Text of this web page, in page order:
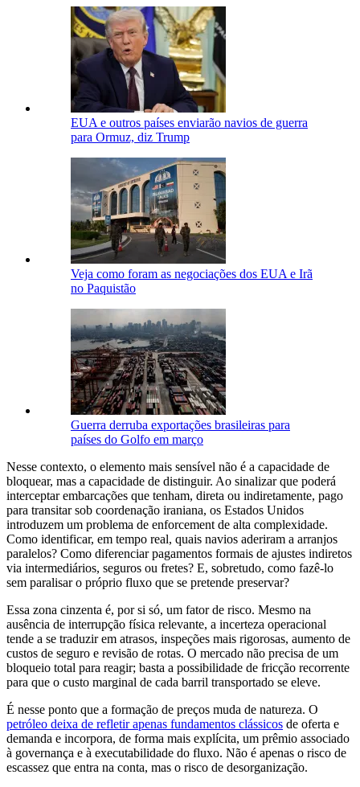
EUA e outros países enviarão navios de guerra
para Ormuz, diz Trump
Veja como foram as negociações dos EUA e Irã
no Paquistão
Guerra derruba exportações brasileiras para
países do Golfo em março
Nesse contexto, o elemento mais sensível não é a capacidade de
bloquear, mas a capacidade de distinguir. Ao sinalizar que poderá
interceptar embarcações que tenham, direta ou indiretamente, pago
para transitar sob coordenação iraniana, os Estados Unidos
introduzem um problema de enforcement de alta complexidade.
Como identificar, em tempo real, quais navios aderiram a arranjos
paralelos? Como diferenciar pagamentos formais de ajustes indiretos
via intermediários, seguros ou fretes? E, sobretudo, como fazê-lo
sem paralisar o próprio fluxo que se pretende preservar?
Essa zona cinzenta é, por si só, um fator de risco. Mesmo na
ausência de interrupção física relevante, a incerteza operacional
tende a se traduzir em atrasos, inspeções mais rigorosas, aumento de
custos de seguro e revisão de rotas. O mercado não precisa de um
bloqueio total para reagir; basta a possibilidade de fricção recorrente
para que o custo marginal de cada barril transportado se eleve.
É nesse ponto que a formação de preços muda de natureza. O
petróleo deixa de refletir apenas fundamentos clássicos de oferta e
demanda e incorpora, de forma mais explícita, um prêmio associado
à governança e à executabilidade do fluxo. Não é apenas o risco de
escassez que entra na conta, mas o risco de desorganização.